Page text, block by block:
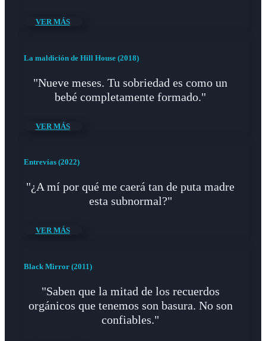
VER MÁS
La maldición de Hill House (2018)
"Nueve meses. Tu sobriedad es como un
bebé completamente formado."
VER MÁS
Entrevías (2022)
"¿A mí por qué me caerá tan de puta madre
esta subnormal?"
VER MÁS
Black Mirror (2011)
"Saben que la mitad de los recuerdos
orgánicos que tenemos son basura. No son
confiables."